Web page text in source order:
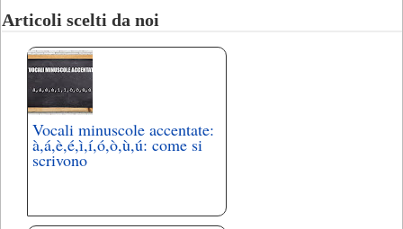
Articoli scelti da noi
Vocali minuscole accentate:
à,á,è,é,ì,í,ó,ò,ù,ú: come si
scrivono